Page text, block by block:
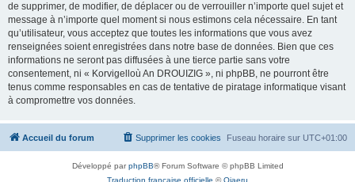
de supprimer, de modifier, de déplacer ou de verrouiller n’importe quel sujet et
message à n’importe quel moment si nous estimons cela nécessaire. En tant
qu’utilisateur, vous acceptez que toutes les informations que vous avez
renseignées soient enregistrées dans notre base de données. Bien que ces
informations ne seront pas diffusées à une tierce partie sans votre
consentement, ni « Korvigelloù An DROUIZIG », ni phpBB, ne pourront être
tenus comme responsables en cas de tentative de piratage informatique visant
à compromettre vos données.
Accueil du forum Fuseau horaire sur UTC+01:00
Supprimer les cookies
Développé parphpBB® Forum Software © phpBB Limited
Traduction française officielle ©Qiaeru